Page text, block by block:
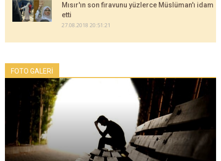
Mısır'ın son firavunu yüzlerce Müslüman'ı idam
etti
27.08.2018 20:51:21
FOTO GALERİ